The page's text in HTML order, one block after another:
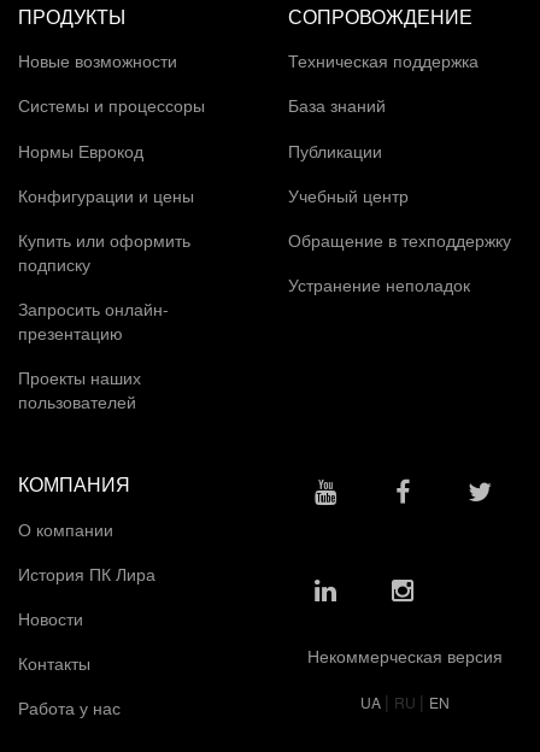
ПРОДУКТЫ
Новые возможности
Системы и процессоры
Нормы Еврокод
Конфигурации и цены
Купить или оформить
подписку
Запросить онлайн-
презентацию
Проекты наших
пользователей
СОПРОВОЖДЕНИЕ
Техническая поддержка
База знаний
Публикации
Учебный центр
Обращение в техподдержку
Устранение неполадок
КОМПАНИЯ
О компании
История ПК Лира
Новости
Контакты
Работа у нас
Некоммерческая версия
UA | RU | EN